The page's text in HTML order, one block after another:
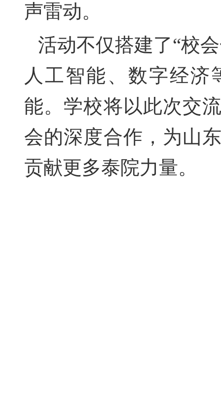
声雷动。
活动不仅搭建了“校
人工智能 、 数字经济
能。 学校将以此次交
会的深度合作，为山
贡献更多泰院力量。